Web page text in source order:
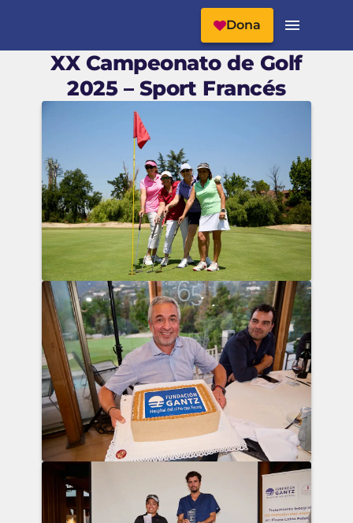
Cabecera del Sitio
Dona
XX Campeonato de Golf
2025 – Sport Francés